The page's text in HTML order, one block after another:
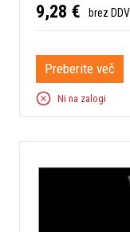
9,28 € brez DDV
Preberite več
Ni na zalogi